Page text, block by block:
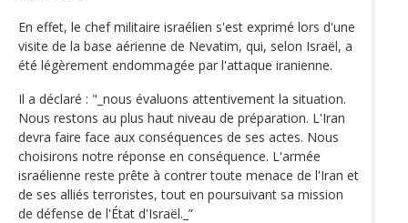
En effet, le chef militaire israélien s'est exprimé lors d'une
visite de la base aérienne de Nevatim, qui, selon Israël, a
été légèrement endommagée par l'attaque iranienne.
Il a déclaré : "_nous évaluons attentivement la situation.
Nous restons au plus haut niveau de préparation. L'Iran
devra faire face aux conséquences de ses actes. Nous
choisirons notre réponse en conséquence. L'armée
israélienne reste prête à contrer toute menace de l'Iran et
de ses alliés terroristes, tout en poursuivant sa mission
de défense de l'État d'Israël._”